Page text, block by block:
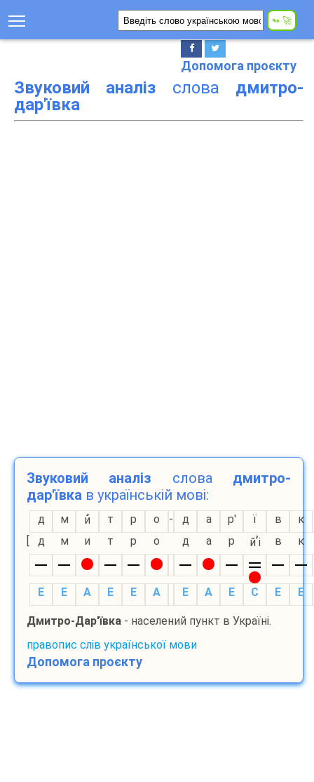
Допомога проєкту
Звуковий аналіз слова дмитро-
дар'ївка
Звуковий аналіз слова дмитро-
дар'ївка в українській мові:
д м и т р о - д а р' ї в
к
[
д м и т р о д а р й’і в к
E E A E E A E A E С E E
Дмитро-Дар'ївка - населений пункт в Україні.
правопис слів української мови
Допомога проєкту